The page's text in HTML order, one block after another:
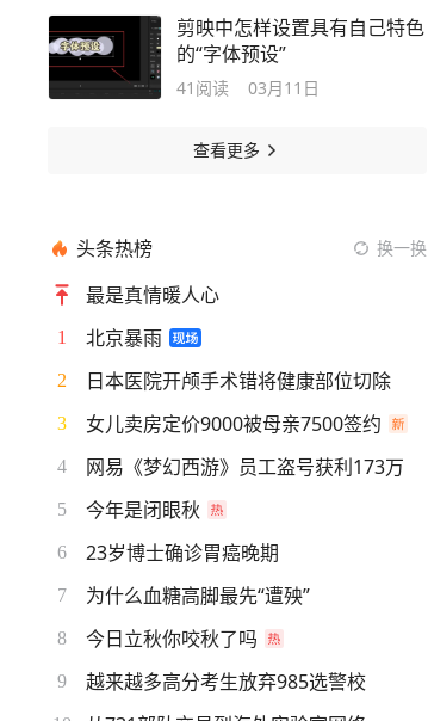
剪映中怎样设置具有自己特色
的“字体预设”
41 阅读 03月11日
查看更多
头条热榜 换一换
最是真情暖人心
1 北京暴雨
2 日本医院开颅手术错将健康部位切除
3 女儿卖房定价9000被母亲7500签约
4 网易《梦幻西游》员工盗号获利173万
5 今年是闭眼秋
6 23岁博士确诊胃癌晚期
7 为什么血糖高脚最先“遭殃”
8 今日立秋你咬秋了吗
9 越来越多高分考生放弃985选警校